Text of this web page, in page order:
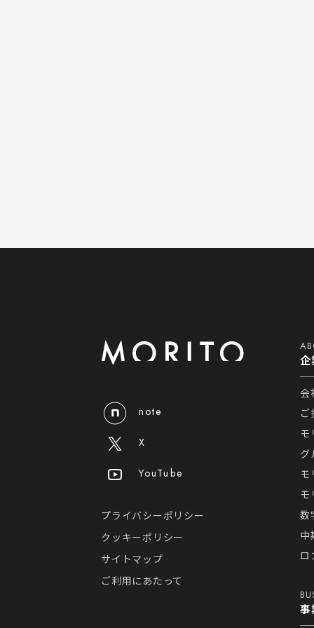
note
X
YouTube
プライバシーポリシー
クッキーポリシー
サイトマップ
ご利用にあたって
企
会
ご
モ
グ
モ
モ
数
中
ロ
事